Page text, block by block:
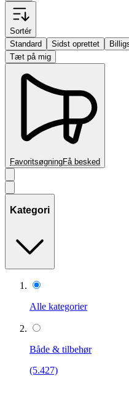
Sortér
Standard
Sidst oprettet
Tæt på mig
FavoritsøgningFå besked
Kategori
Alle kategorier
Både & tilbehør
(5.427)